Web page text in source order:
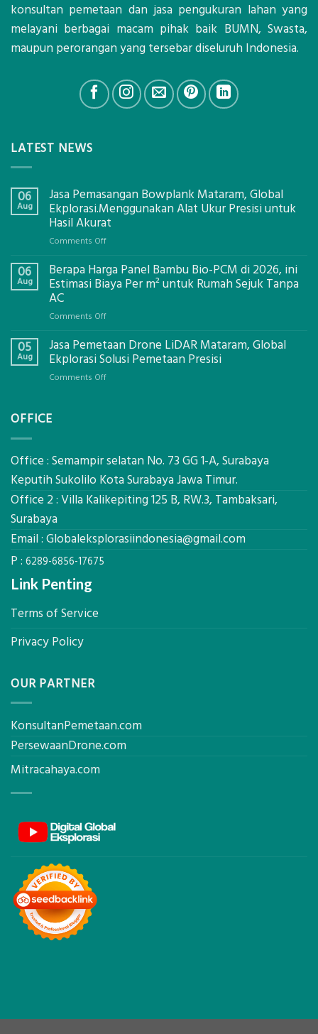
konsultan pemetaan dan jasa pengukuran lahan yang
melayani berbagai macam pihak baik BUMN, Swasta,
maupun perorangan yang tersebar diseluruh Indonesia.
LATEST NEWS
06
Aug
Jasa Pemasangan Bowplank Mataram, Global
Ekplorasi.Menggunakan Alat Ukur Presisi untuk
Hasil Akurat
Comments Offon
Pemasangan
Bowplank
Ukur
Presisi
untuk
06
Aug
Berapa Harga Panel Bambu Bio-PCM di 2026, ini
Estimasi Biaya Per m² untuk Rumah Sejuk Tanpa
AC
Comments Offon
Harga
Panel
Biaya
Per
untuk
Sejuk
Tanpa
05
Aug
Jasa Pemetaan Drone LiDAR Mataram, Global
Ekplorasi Solusi Pemetaan Presisi
Comments Offon
Global
Solusi
Pemetaan
OFFICE
Office : Semampir selatan No. 73 GG 1-A, Surabaya
Keputih Sukolilo Kota Surabaya Jawa Timur.
Office 2 : Villa Kalikepiting 125 B, RW.3, Tambaksari,
Surabaya
Email : Globaleksplorasiindonesia@gmail.com
P : 6289-6856-17675
Link Penting
Terms of Service
Privacy Policy
OUR PARTNER
KonsultanPemetaan.com
PersewaanDrone.com
Mitracahaya.com